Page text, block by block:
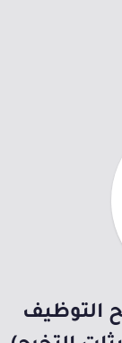
التوظيف